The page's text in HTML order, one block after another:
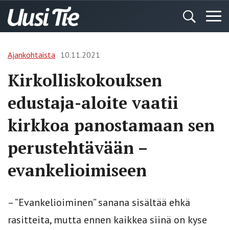
Ajankohtaista 10.11.2021
Kirkolliskokouksen
edustaja-aloite vaatii
kirkkoa panostamaan sen
perustehtävään –
evankelioimiseen
– ”Evankelioiminen” sanana sisältää ehkä
rasitteita, mutta ennen kaikkea siinä on kyse